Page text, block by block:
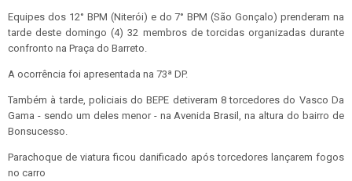
Equipes dos 12° BPM (Niterói) e do 7° BPM (São Gonçalo) prenderam na
tarde deste domingo (4) 32 membros de torcidas organizadas durante
confronto na Praça do Barreto.
A ocorrência foi apresentada na 73ª DP.
Também à tarde, policiais do BEPE detiveram 8 torcedores do Vasco Da
Gama - sendo um deles menor - na Avenida Brasil, na altura do bairro de
Bonsucesso.
Parachoque de viatura ficou danificado após torcedores lançarem fogos
no carro